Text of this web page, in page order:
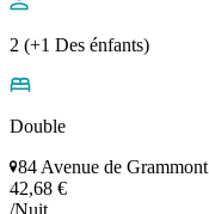
2 (+1 Des énfants)
Double
84 Avenue de Grammont
42,68 €